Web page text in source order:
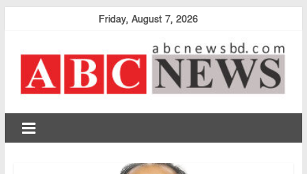
Friday, August 7, 2026
abcnewsbd